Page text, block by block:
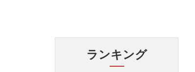
ランキング